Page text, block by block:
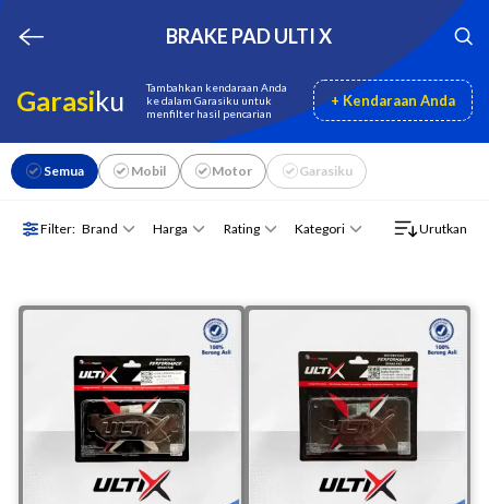
BRAKE PAD ULTI X
Garasiku
Tambahkan kendaraan Anda
ke dalam Garasiku untuk
menfilter hasil pencarian
+ Kendaraan Anda
Semua Mobil Motor Garasiku
Filter: Brand Harga Rating Kategori Urutkan